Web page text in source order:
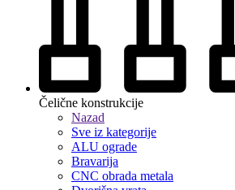
Čelične konstrukcije
Nazad
Sve iz kategorije
ALU ograde
Bravarija
CNC obrada metala